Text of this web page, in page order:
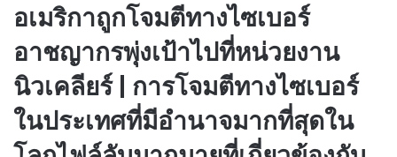
อเมริกาถูกโจมตีทางไซเบอร์
อาชญากรพุ่งเป้าไปที่หน่วยงาน
นิวเคลียร์ | การโจมตีทางไซเบอร์
ในประเทศที่มีอำนาจมากที่สุดใน